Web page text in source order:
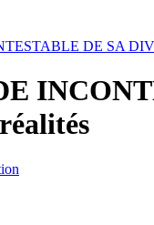
DE SA